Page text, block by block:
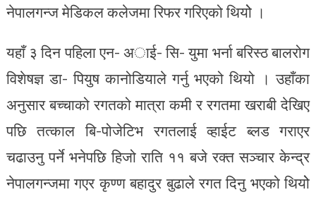
नेपालगन्ज मेडिकल कलेजमा रिफर गरिएको थियोे ।
यहाँ ३ दिन पहिला एन- अाई- सि- युमा भर्ना बरिस्ठ बालरोग
विशेषज्ञ डा- पियुष कानोडियाले गर्नु भएको थियो । उहाँका
अनुसार बच्चाको रगतको मात्रा कमी र रगतमा खराबी देखिए
पछि तत्काल बि-पोजेटिभ रगतलाई व्हाईट ब्लड गराएर
चढाउनु पर्ने भनेपछि हिजो राति ११ बजे रक्त सञ्चार केन्द्र
नेपालगन्जमा गएर कृण्ण बहादुर बुढाले रगत दिनु भएको थियोे